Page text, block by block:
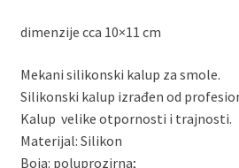
dimenzije cca 10×11 cm
Mekani silikonski kalup za smole.
Silikonski kalup izrađen od
Kalup velike otpornosti i trajnosti.
Materijal: Silikon
Boja: poluprozirna;